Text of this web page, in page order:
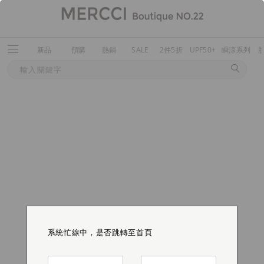
新品 預購 熱銷 SALE 2件5折 UPF50+ 瞬涼系列
系統忙線中，是否跳轉至首頁
系統忙線中，是否跳轉至首頁
系統忙線中，是否跳轉至首頁
系統忙線中，是否跳轉至首頁
系統忙線中，是否跳轉至首頁